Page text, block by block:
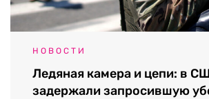
НОВОСТИ
Ледяная камера и цепи: в
задержали запросившую